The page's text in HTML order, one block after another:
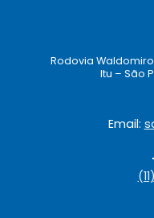
Rodovia
Itu – São
Email: